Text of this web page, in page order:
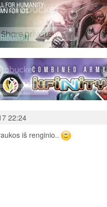
22:24
iš renginio..